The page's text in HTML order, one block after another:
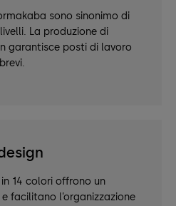
sono sinonimo di
La produzione di
garantisce posti di lavoro
14 colori offrono un
facilitano l’organizzazione